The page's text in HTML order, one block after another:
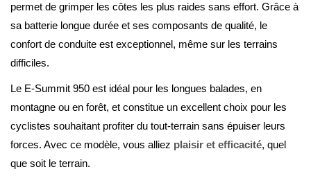
permet de grimper les côtes les plus raides sans effort. Grâce à
sa batterie longue durée et ses composants de qualité, le
confort de conduite est exceptionnel, même sur les terrains
difficiles.
Le E-Summit 950 est idéal pour les longues balades, en
montagne ou en forêt, et constitue un excellent choix pour les
cyclistes souhaitant profiter du tout-terrain sans épuiser leurs
forces. Avec ce modèle, vous alliez plaisir et efficacité, quel
que soit le terrain.